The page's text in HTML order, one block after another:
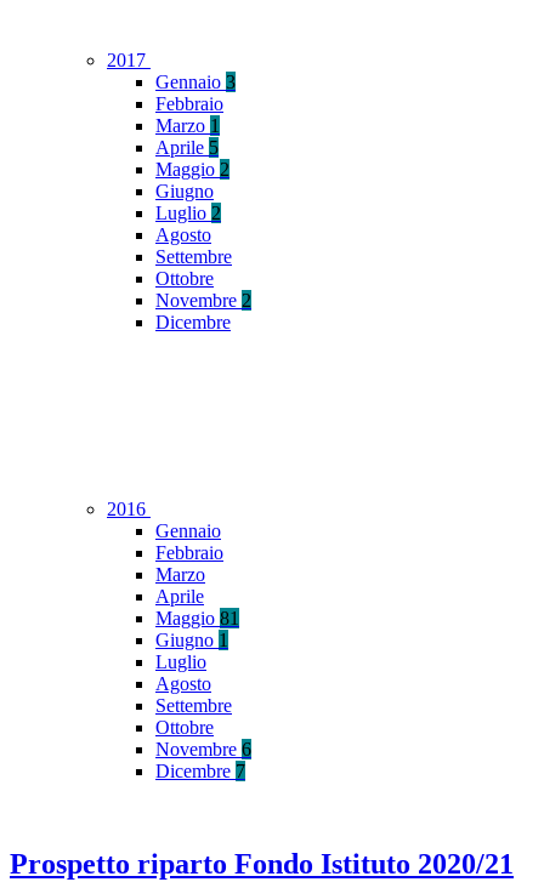
2017
Gennaio 3
Febbraio
Marzo 1
Aprile 5
Maggio 2
Giugno
Luglio 2
Agosto
Settembre
Ottobre
Novembre 2
Dicembre
2016
Gennaio
Febbraio
Marzo
Aprile
Maggio 81
Giugno 1
Luglio
Agosto
Settembre
Ottobre
Novembre 6
Dicembre 7
Prospetto riparto Fondo Istituto 2020/21